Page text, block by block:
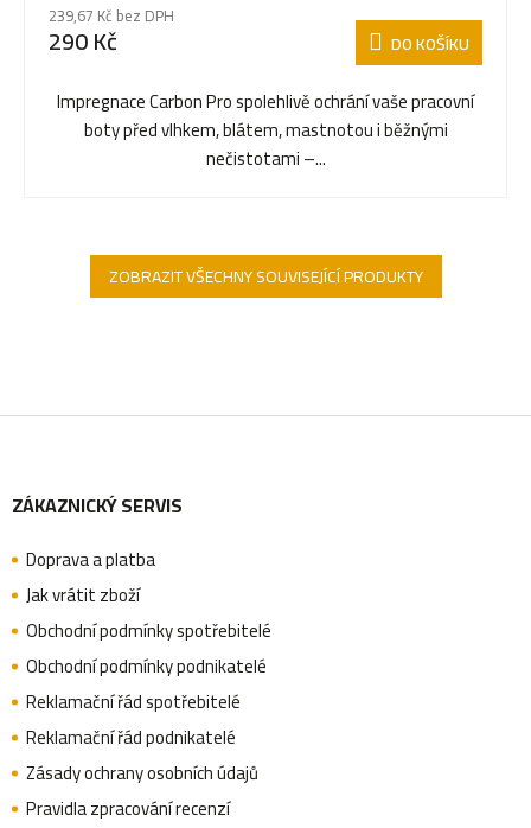
239,67 Kč bez DPH
290 Kč DO KOŠÍKU
Impregnace Carbon Pro spolehlivě ochrání vaše pracovní
boty před vlhkem, blátem, mastnotou i běžnými
nečistotami –...
ZOBRAZIT VŠECHNY SOUVISEJÍCÍ PRODUKTY
á
p
a
t
ZÁKAZNICKÝ SERVIS
Doprava a platba
Jak vrátit zboží
Obchodní podmínky spotřebitelé
Obchodní podmínky podnikatelé
Reklamační řád spotřebitelé
Reklamační řád podnikatelé
Zásady ochrany osobních údajů
Pravidla zpracování recenzí